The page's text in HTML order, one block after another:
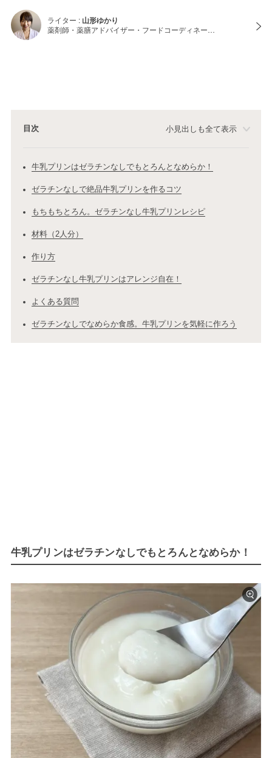
ライター : 山形ゆかり
薬剤師・薬膳アドバイザー・フードコーディネー…
目次 小見出しも全て表示
牛乳プリンはゼラチンなしでもとろんとなめらか！
ゼラチンなしで絶品牛乳プリンを作るコツ
もちもちとろん。ゼラチンなし牛乳プリンレシピ
材料（2人分）
作り方
ゼラチンなし牛乳プリンはアレンジ自在！
よくある質問
ゼラチンなしでなめらか食感。牛乳プリンを気軽に作ろう
牛乳プリンはゼラチンなしでもとろんとなめらか！